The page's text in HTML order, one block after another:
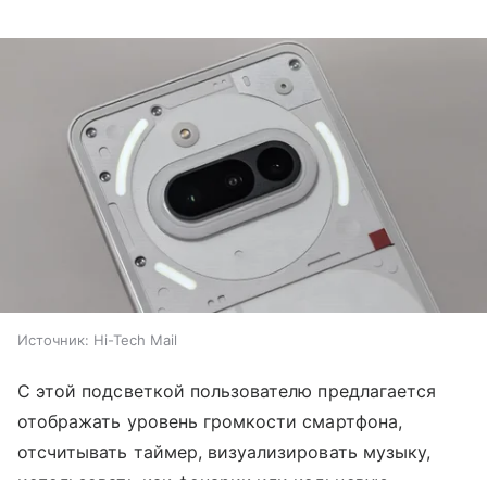
Источник: Hi-Tech Mail
С этой подсветкой пользователю предлагается
отображать уровень громкости смартфона,
отсчитывать таймер, визуализировать музыку,